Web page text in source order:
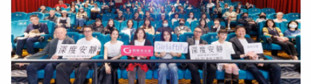
控因證據不足，作出不起訴處分，其餘7名被害人的部分則
因管轄權移轉至士林地檢署續行偵辦。士林地檢署於2024
年5月完成偵查，認定NONO利用藝人身分與知名度，於
2008年至2013年間，多次以介紹工作或錄影後邀約吃消夜
為由，將被害人帶至住處、飯店或車內等私密空間，進而實